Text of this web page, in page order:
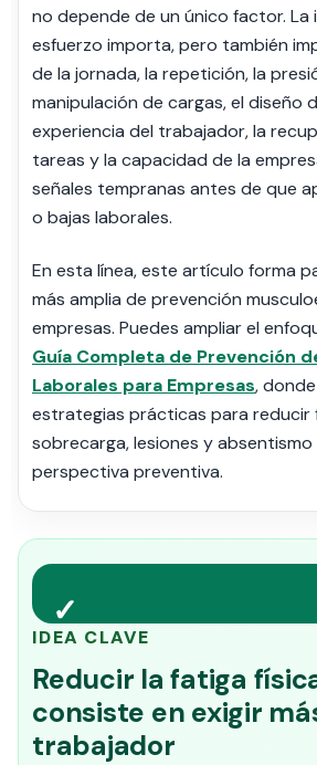
no depende de un único factor. La
esfuerzo importa, pero también
de la jornada, la repetición, la
manipulación de cargas, el diseño
experiencia del trabajador, la
tareas y la capacidad de la
señales tempranas antes de que
o bajas laborales.
En esta línea, este artículo forma
más amplia de prevención
empresas. Puedes ampliar el
Guía Completa de Prevención
Laborales para Empresas,
estrategias prácticas para reducir
sobrecarga, lesiones y absentismo
perspectiva preventiva.
✓
IDEA CLAVE
Reducir la fatiga
consiste en exigir
trabajador